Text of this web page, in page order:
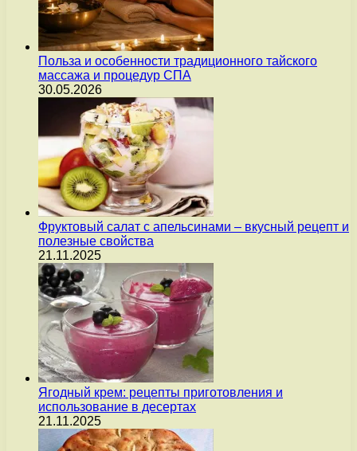
Польза и особенности традиционного тайского
массажа и процедур СПА
30.05.2026
Фруктовый салат с апельсинами – вкусный рецепт и
полезные свойства
21.11.2025
Ягодный крем: рецепты приготовления и
использование в десертах
21.11.2025